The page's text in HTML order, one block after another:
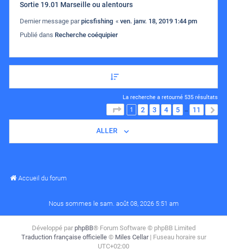
Sortie 19.01 Marseille ou alentours
Dernier message parpicsfishing « ven. janv. 18, 2019 1:44 pm
Publié dans Recherche coéquipier
La recherche a retourné 535 résultats
PAGE 1 SUR 11
1 2 3 4 5 … 11
ALLER
Accueil du forum
Nous sommes le sam. août 08, 2026 5:51 am
Développé par phpBB® Forum Software © phpBB Limited
Traduction française officielle© Miles Cellar | Fuseau horaire sur
UTC+02:00